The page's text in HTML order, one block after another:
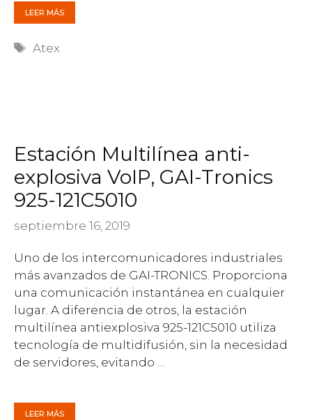
LEER MÁS
Etiquetas
Atex
Estación Multilínea anti-
explosiva VoIP, GAI-Tronics
925-121C5010
septiembre 16, 2019
Uno de los intercomunicadores industriales
más avanzados de GAI-TRONICS. Proporciona
una comunicación instantánea en cualquier
lugar. A diferencia de otros, la estación
multilínea antiexplosiva 925-121C5010 utiliza
tecnología de multidifusión, sin la necesidad
de servidores, evitando …
LEER MÁS